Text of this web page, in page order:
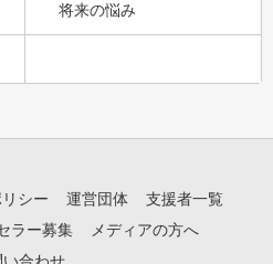
将来の悩み
シー 運営団体
支援者一覧
ラー募集
メディアの方へ